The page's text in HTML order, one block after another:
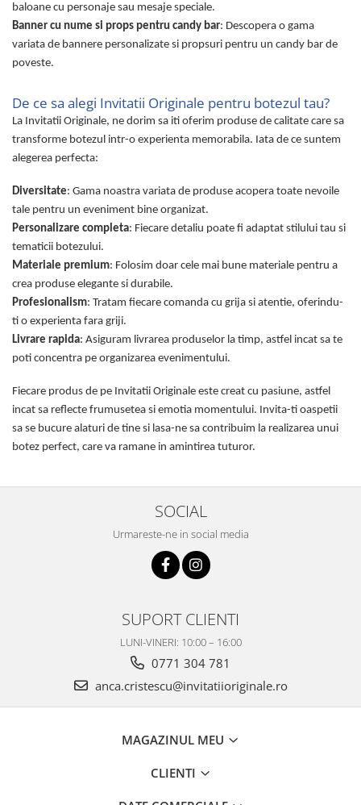
baloane cu personaje sau mesaje speciale.
Banner cu nume si props pentru candy bar: Descopera o gama
variata de bannere personalizate si propsuri pentru un candy bar de
poveste.
De ce sa alegi Invitatii Originale pentru botezul tau?
La Invitatii Originale, ne dorim sa iti oferim produse de calitate care sa
transforme botezul intr-o experienta memorabila. Iata de ce suntem
alegerea perfecta:
Diversitate: Gama noastra variata de produse acopera toate nevoile
tale pentru un eveniment bine organizat.
Personalizare completa: Fiecare detaliu poate fi adaptat stilului tau si
tematicii botezului.
Materiale premium: Folosim doar cele mai bune materiale pentru a
crea produse elegante si durabile.
Profesionalism: Tratam fiecare comanda cu grija si atentie, oferindu-
ti o experienta fara griji.
Livrare rapida: Asiguram livrarea produselor la timp, astfel incat sa te
poti concentra pe organizarea evenimentului.
Fiecare produs de pe Invitatii Originale este creat cu pasiune, astfel
incat sa reflecte frumusetea si emotia momentului. Invita-ti oaspetii
sa se bucure alaturi de tine si lasa-ne sa contribuim la realizarea unui
botez perfect, care va ramane in amintirea tuturor.
SOCIAL
Urmareste-ne in social media
SUPORT CLIENTI
LUNI-VINERI: 10:00 – 16:00
0771 304 781
anca.cristescu@invitatiioriginale.ro
MAGAZINUL MEU
CLIENTI